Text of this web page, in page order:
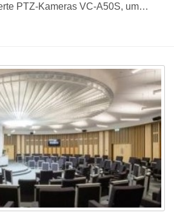
PTZ-Kameras VC-A50S, um
zu erfassen.